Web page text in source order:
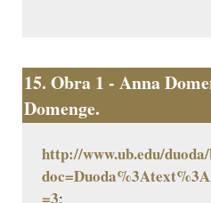
15. Obra 1 - Anna
Domenge.
http://www.ub.edu/
=3: